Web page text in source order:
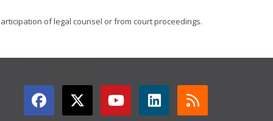
of legal counsel or from court proceedings.